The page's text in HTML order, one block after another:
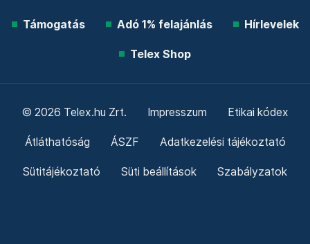
Támogatás Adó 1% felajánlás Hírlevelek
Telex Shop
© 2026 Telex.hu Zrt. Impresszum Etikai kódex
Átláthatóság ÁSZF Adatkezelési tájékoztató
Sütitájékoztató Süti beállítások Szabályzatok